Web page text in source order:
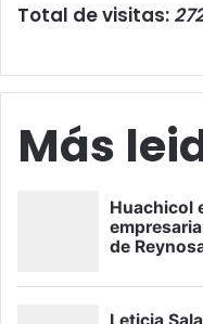
Total de visitas:
Más